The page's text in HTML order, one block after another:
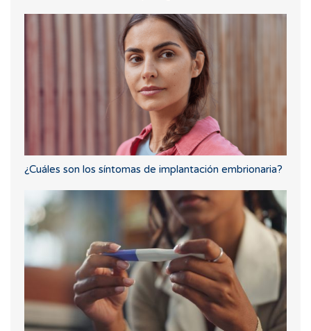
¿Cuáles son los síntomas de implantación embrionaria?